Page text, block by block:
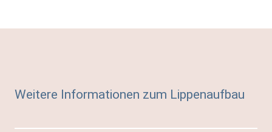
Weitere Informationen zum Lippenaufbau